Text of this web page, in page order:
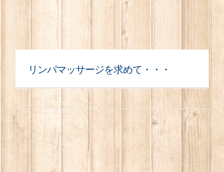
リンパマッサージを求めて・・・